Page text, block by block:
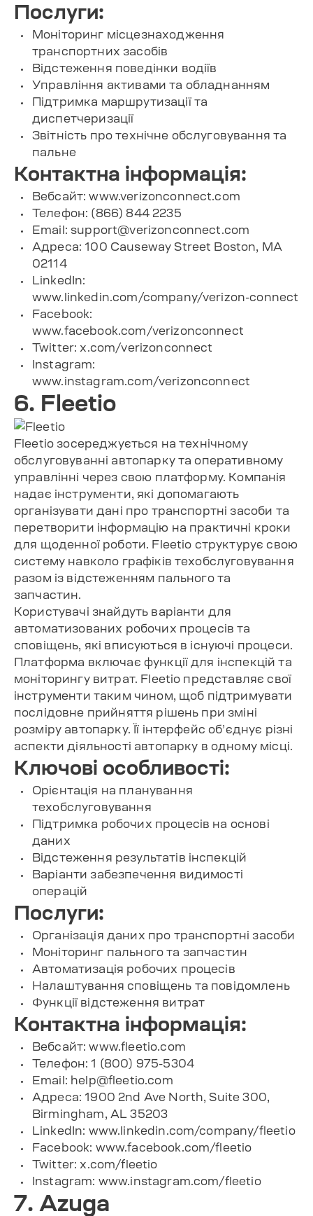
Послуги:
Моніторинг місцезнаходження
транспортних засобів
Відстеження поведінки водіїв
Управління активами та обладнанням
Підтримка маршрутизації та
диспетчеризації
Звітність про технічне обслуговування та
пальне
Контактна інформація:
Вебсайт: www.verizonconnect.com
Телефон: (866) 844 2235
Email: support@verizonconnect.com
Адреса: 100 Causeway Street Boston, MA
02114
LinkedIn:
www.linkedin.com/company/verizon-connect
Facebook:
www.facebook.com/verizonconnect
Twitter: x.com/verizonconnect
Instagram:
www.instagram.com/verizonconnect
6. Fleetio
Fleetio зосереджується на технічному
обслуговуванні автопарку та оперативному
управлінні через свою платформу. Компанія
надає інструменти, які допомагають
організувати дані про транспортні засоби та
перетворити інформацію на практичні кроки
для щоденної роботи. Fleetio структурує свою
систему навколо графіків техобслуговування
разом із відстеженням пального та
запчастин.
Користувачі знайдуть варіанти для
автоматизованих робочих процесів та
сповіщень, які вписуються в існуючі процеси.
Платформа включає функції для інспекцій та
моніторингу витрат. Fleetio представляє свої
інструменти таким чином, щоб підтримувати
послідовне прийняття рішень при зміні
розміру автопарку. Її інтерфейс об’єднує різні
аспекти діяльності автопарку в одному місці.
Ключові особливості:
Орієнтація на планування
техобслуговування
Підтримка робочих процесів на основі
даних
Відстеження результатів інспекцій
Варіанти забезпечення видимості
операцій
Послуги:
Організація даних про транспортні засоби
Моніторинг пального та запчастин
Автоматизація робочих процесів
Налаштування сповіщень та повідомлень
Функції відстеження витрат
Контактна інформація:
Вебсайт: www.fleetio.com
Телефон: 1 (800) 975-5304
Email: help@fleetio.com
Адреса: 1900 2nd Ave North, Suite 300,
Birmingham, AL 35203
LinkedIn: www.linkedin.com/company/fleetio
Facebook: www.facebook.com/fleetio
Twitter: x.com/fleetio
Instagram: www.instagram.com/fleetio
7. Azuga